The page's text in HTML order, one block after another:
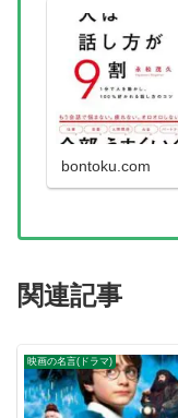
bontoku.com
関連記事
映画の名言(ドラマ)